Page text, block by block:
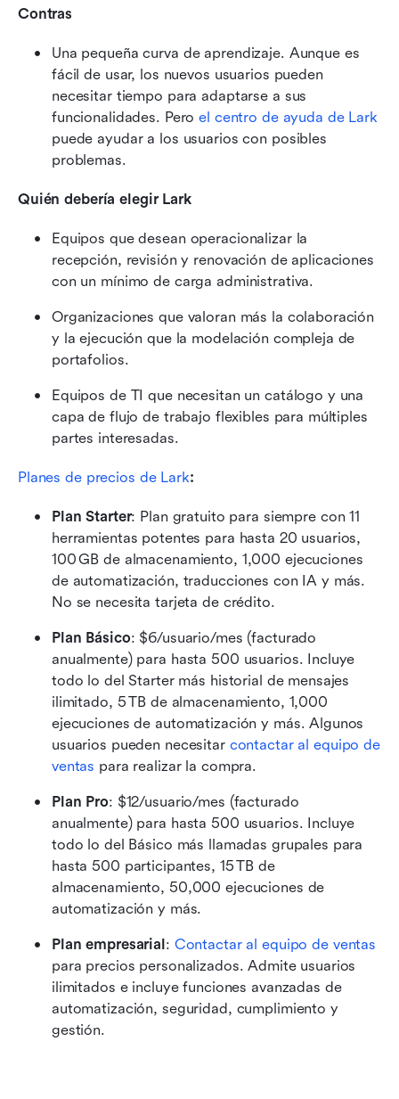
Contras
Una pequeña curva de aprendizaje. Aunque es
fácil de usar, los nuevos usuarios pueden
necesitar tiempo para adaptarse a sus
funcionalidades. Pero el centro de ayuda de Lark
puede ayudar a los usuarios con posibles
problemas.
Quién debería elegir Lark
Equipos que desean operacionalizar la
recepción, revisión y renovación de aplicaciones
con un mínimo de carga administrativa.
Organizaciones que valoran más la colaboración
y la ejecución que la modelación compleja de
portafolios.
Equipos de TI que necesitan un catálogo y una
capa de flujo de trabajo flexibles para múltiples
partes interesadas.
Planes de precios de Lark:
Plan Starter: Plan gratuito para siempre con 11
herramientas potentes para hasta 20 usuarios,
100 GB de almacenamiento, 1,000 ejecuciones
de automatización, traducciones con IA y más.
No se necesita tarjeta de crédito.
Plan Básico: $6/usuario/mes (facturado
anualmente) para hasta 500 usuarios. Incluye
todo lo del Starter más historial de mensajes
ilimitado, 5 TB de almacenamiento, 1,000
ejecuciones de automatización y más. Algunos
usuarios pueden necesitar contactar al equipo de
ventas para realizar la compra.
Plan Pro: $12/usuario/mes (facturado
anualmente) para hasta 500 usuarios. Incluye
todo lo del Básico más llamadas grupales para
hasta 500 participantes, 15 TB de
almacenamiento, 50,000 ejecuciones de
automatización y más.
Plan empresarial: Contactar al equipo de ventas
para precios personalizados. Admite usuarios
ilimitados e incluye funciones avanzadas de
automatización, seguridad, cumplimiento y
gestión.